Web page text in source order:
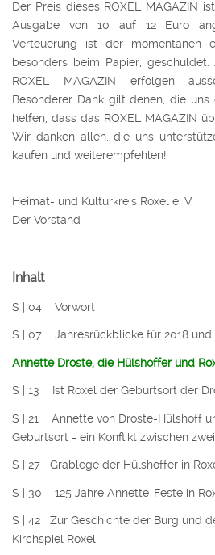
Der Preis dieses ROXEL MAGAZIN
Ausgabe von 10 auf 12 Euro
Verteuerung ist der momentanen
besonders beim Papier,
ROXEL MAGAZIN erfolgen
Besonderer Dank gilt denen, die uns
helfen, dass das ROXEL MAGAZIN
Wir danken allen, die uns
kaufen und weiterempfehlen!
Heimat- und Kulturkreis Roxel e. V.
Der Vorstand
Inhalt
S | 04 Vorwort
S | 07 Jahresrückblicke für 2018 und
Annette Droste, die Hülshoffer und
S | 13 Ist Roxel der Geburtsort der
S | 21
Annette von Droste-Hülshoff
Geburtsort - ein Konflikt zwischen
S | 27 Grablege der Hülshoffer in
S | 30 125 Jahre Annette-Feste in
S | 42 Zur Geschichte der Burg und
Kirchspiel Roxel